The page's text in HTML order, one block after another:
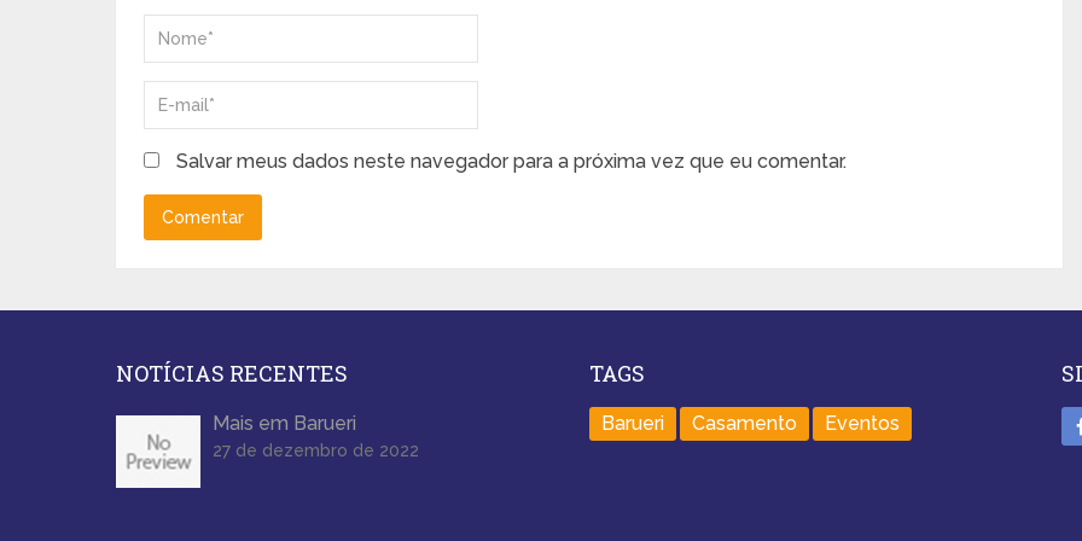
Salvar meus dados neste navegador para a próxima vez que eu comentar.
NOTÍCIAS RECENTES
Mais em Barueri
27 de dezembro de 2022
TAGS
Barueri Casamento Eventos